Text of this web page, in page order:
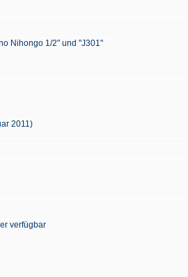
Nihongo 1/2" und "J301"
2011)
verfügbar